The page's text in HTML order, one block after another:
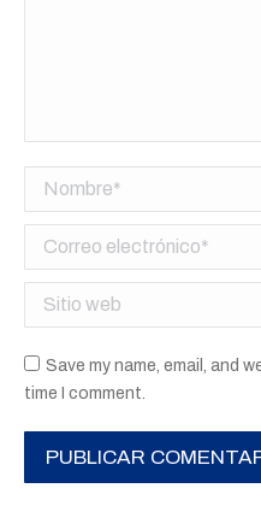
Nombre *
Correo electrónico *
Sitio web
Save my name, email, and
time I comment.
PUBLICAR